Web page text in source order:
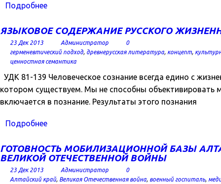
Подробнее
ЯЗЫКОВОЕ СОДЕРЖАНИЕ РУССКОГО
23 Дек 2013 Администратор
0
герменевтический подход, древнерусская литература, концепт,
ценностная семантика
УДК 81-139 Человеческое сознание всегда едино с
котором существуем. Мы не способны объективировать
включается в познание. Результаты этого познания
Подробнее
ГОТОВНОСТЬ МОБИЛИЗАЦИОННОЙ БАЗЫ
ВЕЛИКОЙ ОТЕЧЕСТВЕННОЙ ВОЙНЫ
23 Дек 2013 Администратор
0
Алтайский край, Великая Отечественная война, военный госпиталь,